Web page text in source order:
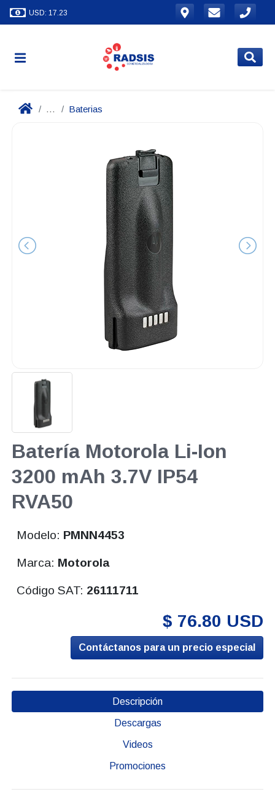
USD: 17.23
... Baterias
Batería Motorola Li-Ion
3200 mAh 3.7V IP54
RVA50
Modelo: PMNN4453
Marca: Motorola
Código SAT: 26111711
$ 76.80 USD
Contáctanos para un precio especial
Descripción
Descargas
Videos
Promociones